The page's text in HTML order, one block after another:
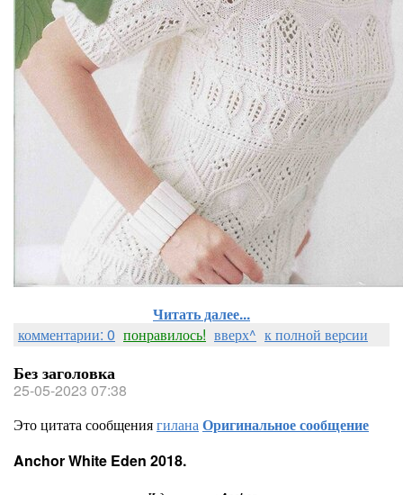
Читать далее...
комментарии: 0 понравилось! вверх^ к полной версии
Без заголовка
25-05-2023 07:38
Это цитата сообщениягиланаОригинальное сообщение
Anchor White Eden 2018.